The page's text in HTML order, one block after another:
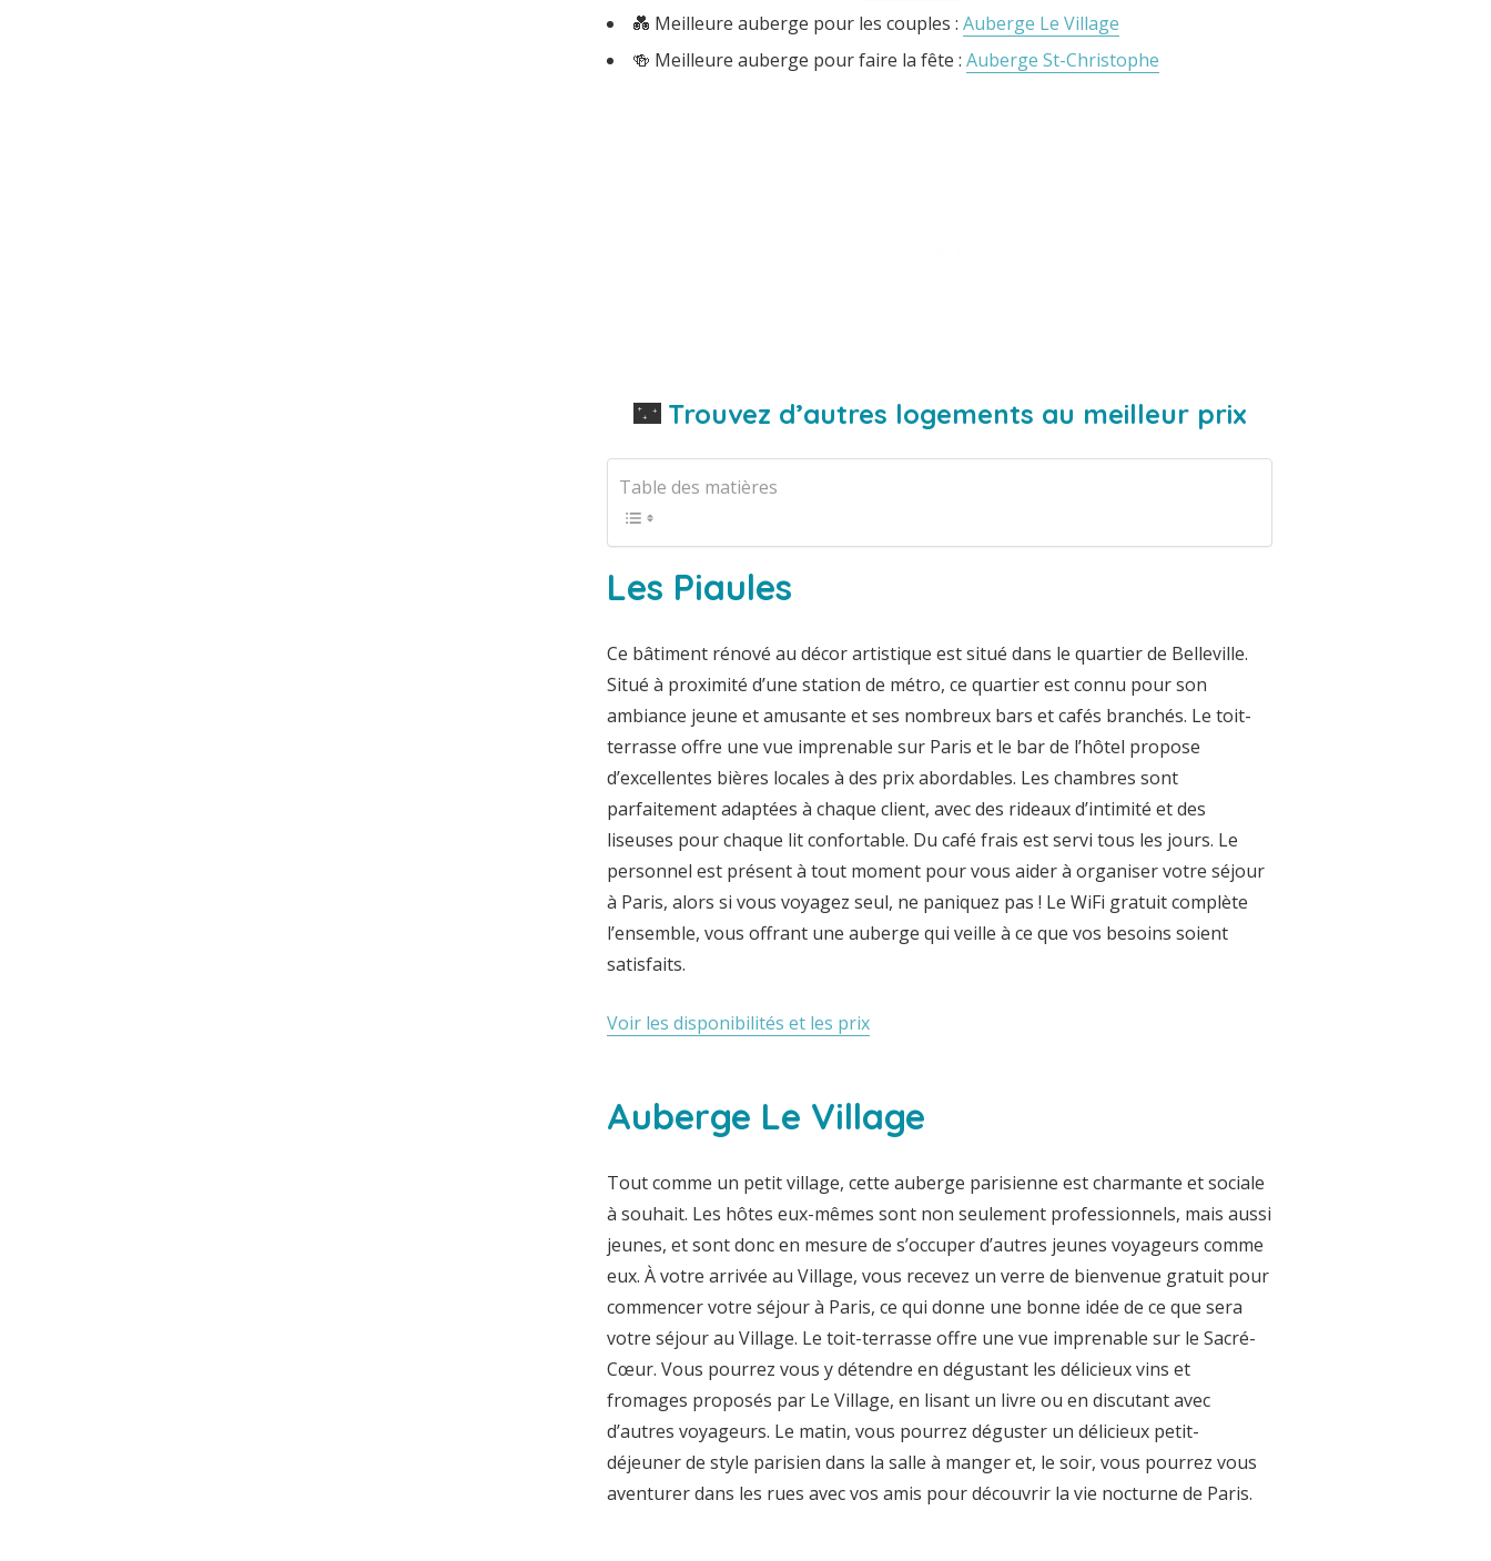
💑 Meilleure auberge pour les couples : Auberge Le Village
🍻 Meilleure auberge pour faire la fête : Auberge St-Christophe
🌃 Trouvez d’autres logements au meilleur prix
Table des matières
Les Piaules
Ce bâtiment rénové au décor artistique est situé dans le quartier de Belleville.
Situé à proximité d’une station de métro, ce quartier est connu pour son
ambiance jeune et amusante et ses nombreux bars et cafés branchés. Le toit-
terrasse offre une vue imprenable sur Paris et le bar de l’hôtel propose
d’excellentes bières locales à des prix abordables. Les chambres sont
parfaitement adaptées à chaque client, avec des rideaux d’intimité et des
liseuses pour chaque lit confortable. Du café frais est servi tous les jours. Le
personnel est présent à tout moment pour vous aider à organiser votre séjour
à Paris, alors si vous voyagez seul, ne paniquez pas ! Le WiFi gratuit complète
l’ensemble, vous offrant une auberge qui veille à ce que vos besoins soient
satisfaits.
Voir les disponibilités et les prix
Auberge Le Village
Tout comme un petit village, cette auberge parisienne est charmante et sociale
à souhait. Les hôtes eux-mêmes sont non seulement professionnels, mais aussi
jeunes, et sont donc en mesure de s’occuper d’autres jeunes voyageurs comme
eux. À votre arrivée au Village, vous recevez un verre de bienvenue gratuit pour
commencer votre séjour à Paris, ce qui donne une bonne idée de ce que sera
votre séjour au Village. Le toit-terrasse offre une vue imprenable sur le Sacré-
Cœur. Vous pourrez vous y détendre en dégustant les délicieux vins et
fromages proposés par Le Village, en lisant un livre ou en discutant avec
d’autres voyageurs. Le matin, vous pourrez déguster un délicieux petit-
déjeuner de style parisien dans la salle à manger et, le soir, vous pourrez vous
aventurer dans les rues avec vos amis pour découvrir la vie nocturne de Paris.